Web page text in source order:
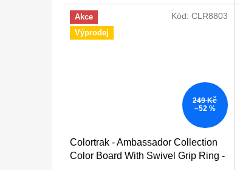
Akce
Výprodej
249 Kč
–52 %
Colortrak - Ambassador Collection
Color Board With Swivel Grip Ring -
Kód: CLR8803